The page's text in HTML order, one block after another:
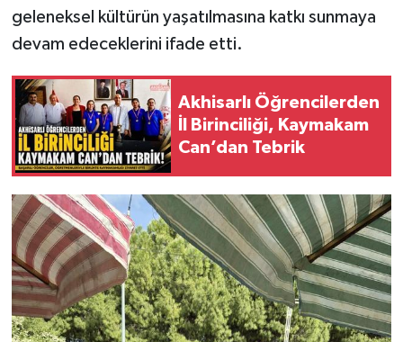
geleneksel kültürün yaşatılmasına katkı sunmaya
devam edeceklerini ifade etti.
Akhisarlı Öğrencilerden
İl Birinciliği, Kaymakam
Can’dan Tebrik